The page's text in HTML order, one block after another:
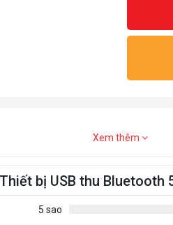
Xem thêm
bị USB thu Bluetooth
5 sao